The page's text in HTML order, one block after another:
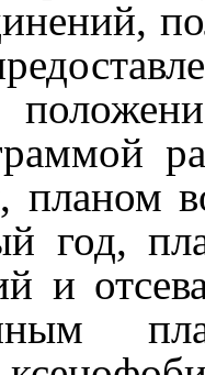
планом
год,
и